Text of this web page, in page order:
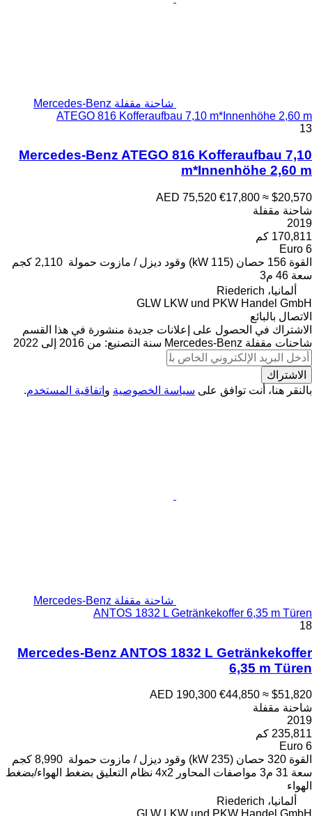
شاحنة مقفلة Mercedes-Benz
ATEGO 816
Mercedes-Benz ATEGO
ديزل / مازوت حمولة 2,110 كجم
GLW
جديدة منشورة في هذا القسم
سنة التصنيع: من 2016 إلى 2022
الخصوصية و اتفاقية المستخدم
شاحنة مقفلة Mercedes-Benz
ANTOS 1832 L
Mercedes-Benz ANTOS
AED
ديزل / مازوت حمولة 8,990 كجم
4x2 نظام التعليق بضغط الهواء/بضغط